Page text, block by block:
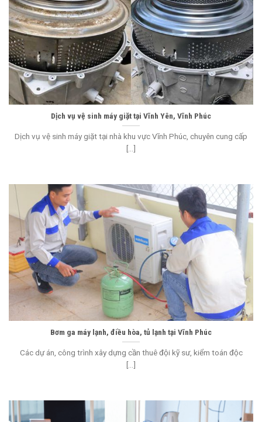
Dịch vụ vệ sinh máy giặt tại Vĩnh Yên, Vĩnh Phúc
Dịch vụ vệ sinh máy giặt tại nhà khu vực Vĩnh Phúc, chuyên cung cấp
[...]
Bơm ga máy lạnh, điều hòa, tủ lạnh tại Vĩnh Phúc
Các dự án, công trình xây dựng cần thuê đội kỹ sư, kiểm toán độc
[...]